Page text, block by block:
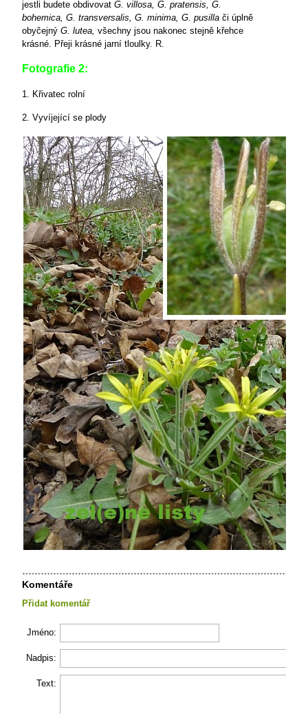
jestli budete obdivovat G. villosa, G. pratensis, G.
bohemica, G. transversalis, G. minima, G. pusilla či úplně
obyčejný G. lutea, všechny jsou nakonec stejně křehce
krásné. Přeji krásné jarní tloulky. R.
Fotografie 2:
1. Křivatec rolní
2. Vyvíjející se plody
Komentáře
Přidat komentář
Jméno:
Nadpis:
Text: